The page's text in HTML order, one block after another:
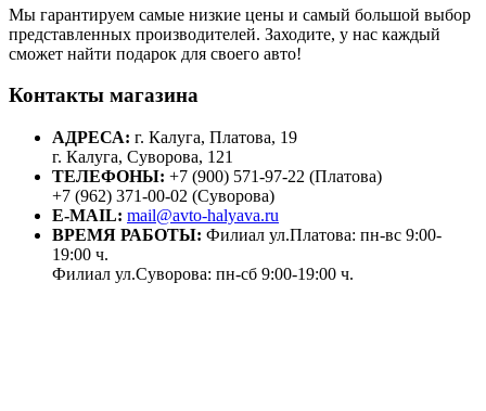
Мы гарантируем самые низкие цены и самый большой выбор
представленных производителей. Заходите, у нас каждый
сможет найти подарок для своего авто!
Контакты магазина
АДРЕСА: г. Калуга, Платова, 19
г. Калуга, Суворова, 121
ТЕЛЕФОНЫ: +7 (900) 571-97-22 (Платова)
+7 (962) 371-00-02 (Суворова)
E-MAIL: mail@avto-halyava.ru
ВРЕМЯ РАБОТЫ: Филиал ул.Платова: пн-вс 9:00-
19:00 ч.
Филиал ул.Суворова: пн-сб 9:00-19:00 ч.